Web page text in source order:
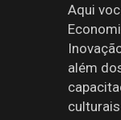
Aqui
além